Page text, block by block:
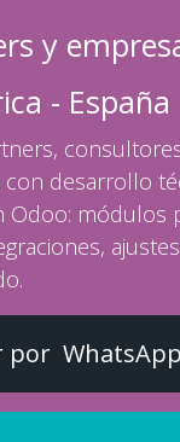
y
- España
desarrollo
Odoo: módulos
por